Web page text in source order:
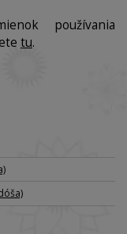
používania
tu.